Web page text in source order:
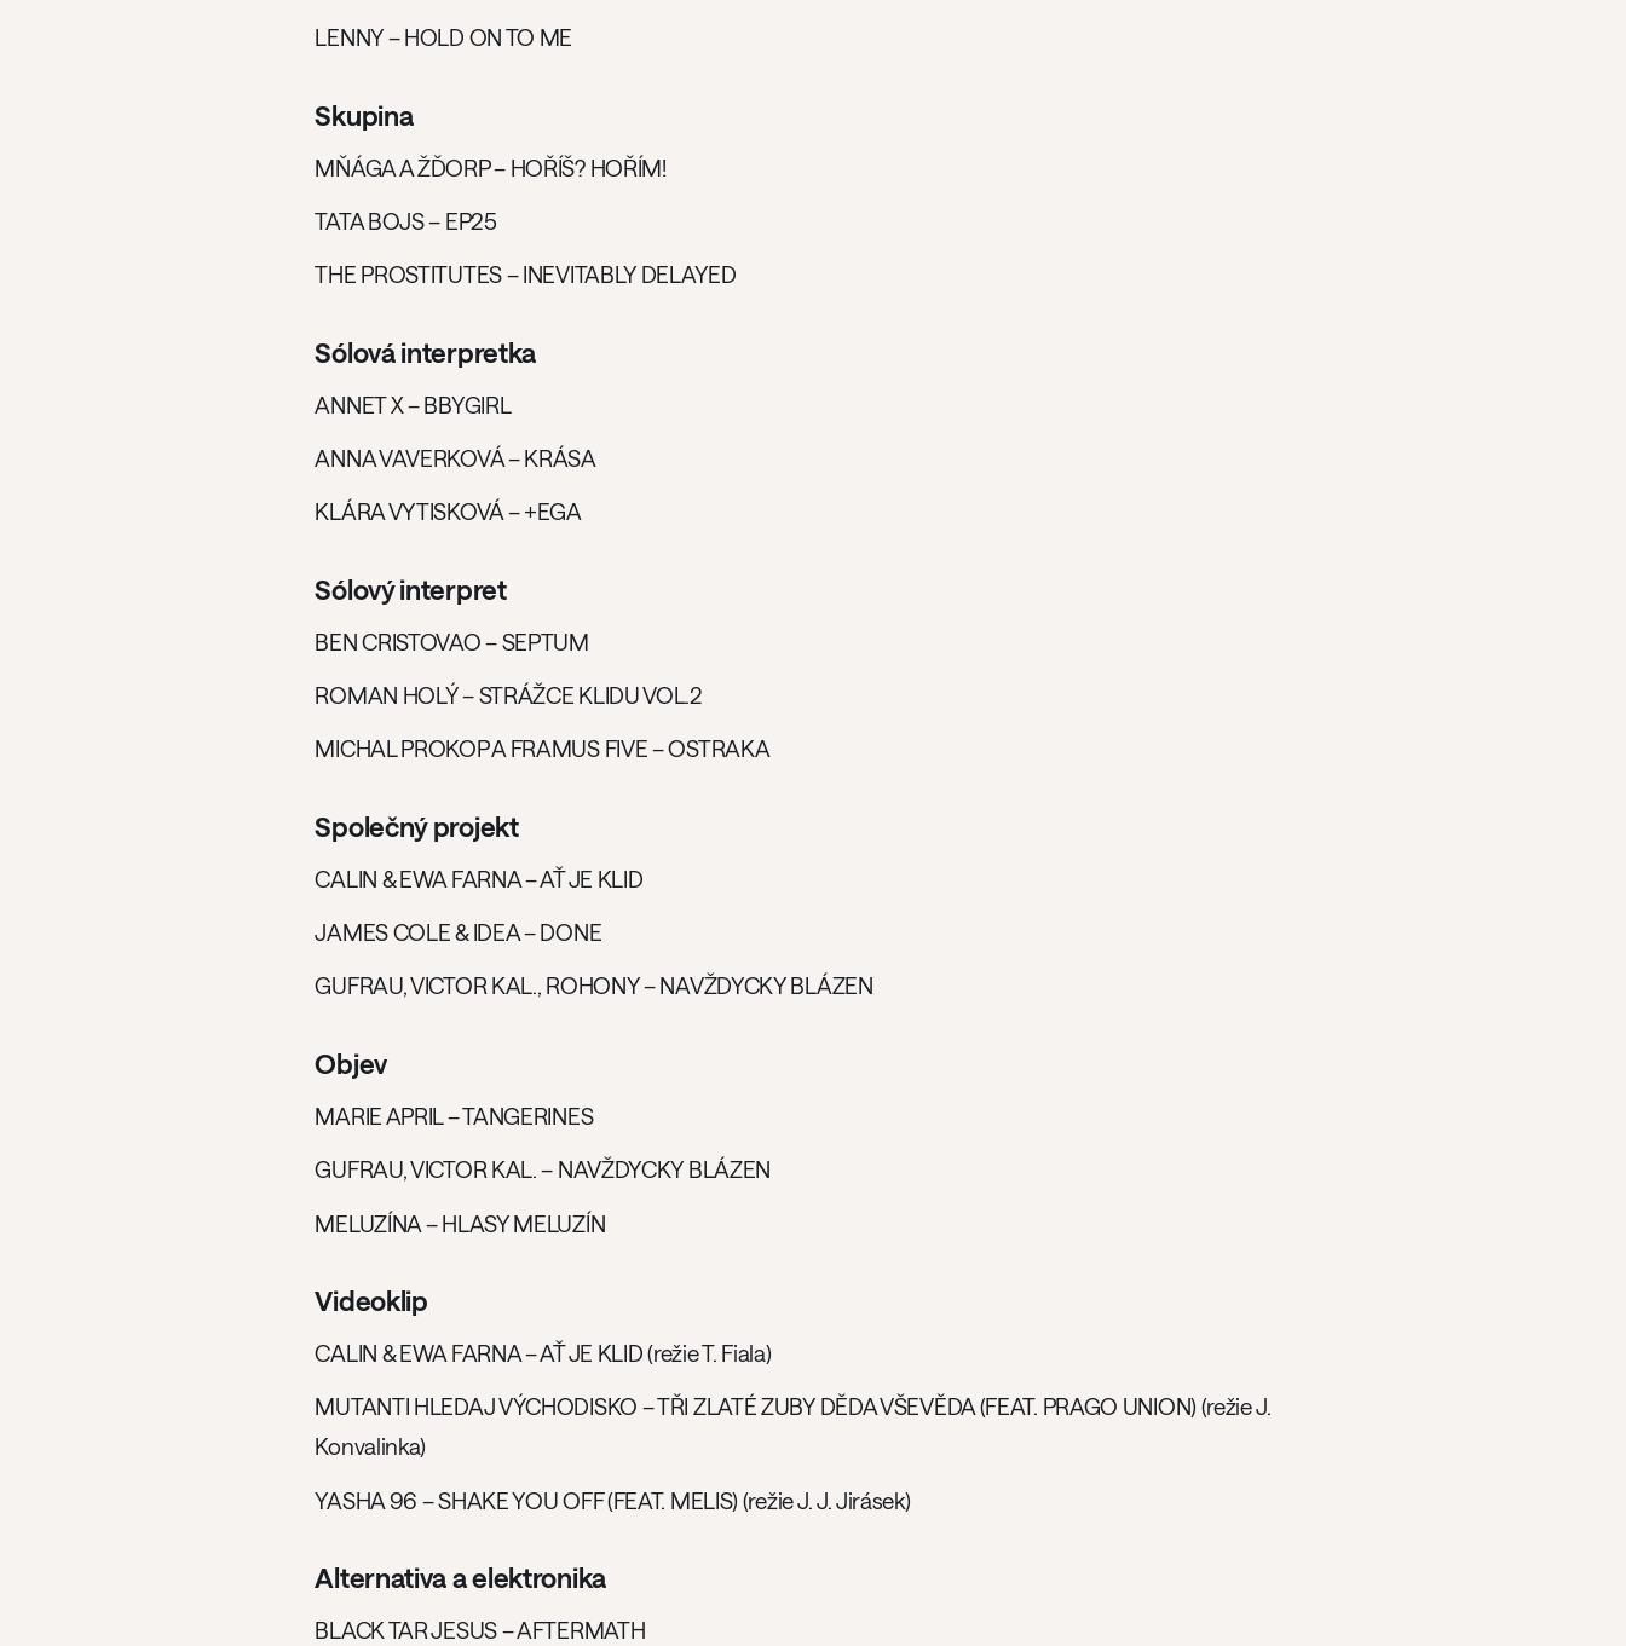
LENNY – HOLD ON TO ME
Skupina
MŇÁGA A ŽĎORP – HOŘÍŠ? HOŘÍM!
TATA BOJS – EP25
THE PROSTITUTES – INEVITABLY DELAYED
Sólová interpretka
ANNET X – BBYGIRL
ANNA VAVERKOVÁ – KRÁSA
KLÁRA VYTISKOVÁ – +EGA
Sólový interpret
BEN CRISTOVAO – SEPTUM
ROMAN HOLÝ – STRÁŽCE KLIDU VOL.2
MICHAL PROKOP A FRAMUS FIVE – OSTRAKA
Společný projekt
CALIN & EWA FARNA – AŤ JE KLID
JAMES COLE & IDEA – DONE
GUFRAU, VICTOR KAL., ROHONY – NAVŽDYCKY BLÁZEN
Objev
MARIE APRIL – TANGERINES
GUFRAU, VICTOR KAL. – NAVŽDYCKY BLÁZEN
MELUZÍNA – HLASY MELUZÍN
Videoklip
CALIN & EWA FARNA – AŤ JE KLID (režie T. Fiala)
MUTANTI HLEDAJ VÝCHODISKO – TŘI ZLATÉ ZUBY DĚDA VŠEVĚDA (FEAT. PRAGO UNION) (režie J.
Konvalinka)
YASHA 96 – SHAKE YOU OFF (FEAT. MELIS) (režie J. J. Jirásek)
Alternativa a elektronika
BLACK TAR JESUS – AFTERMATH